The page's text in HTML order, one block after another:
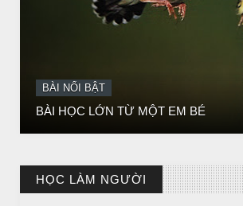
BÀI NỔI BẬT
Huyền thoại vô danh - Bồ Tát đời thường
HỌC LÀM NGƯỜI